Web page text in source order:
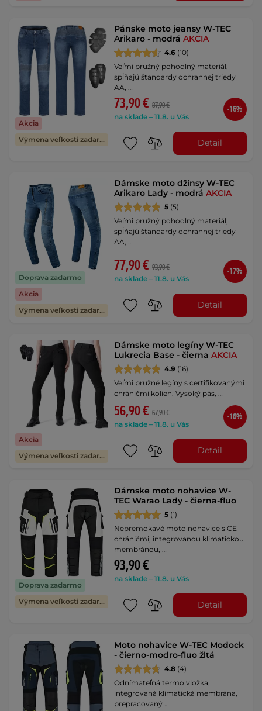
Akcia
Výmena veľkosti zadarmo
Pánske moto jeansy W-TEC
Arikaro - modráAKCIA
4.6 (10)
Veľmi pružný pohodlný materiál,
spĺňajú štandardy ochrannej triedy
AA, …
73,90 € 87,90 €
na sklade – 11.8. u Vás
-16%
Detail
Doprava zadarmo
Akcia
Výmena veľkosti zadarmo
Dámske moto džínsy W-TEC
Arikaro Lady - modráAKCIA
5 (5)
Veľmi pružný pohodlný materiál,
spĺňajú štandardy ochrannej triedy
AA, …
77,90 € 93,90 €
na sklade – 11.8. u Vás
-17%
Detail
Akcia
Výmena veľkosti zadarmo
Dámske moto legíny W-TEC
Lukrecia Base - čiernaAKCIA
4.9 (16)
Veľmi pružné legíny s certifikovanými
chráničmi kolien. Vysoký pás, …
56,90 € 67,90 €
na sklade – 11.8. u Vás
-16%
Detail
Doprava zadarmo
Výmena veľkosti zadarmo
Dámske moto nohavice W-
TEC Warao Lady - čierna-fluo
5 (1)
Nepremokavé moto nohavice s CE
chráničmi, integrovanou klimatickou
membránou, …
93,90 €
na sklade – 11.8. u Vás
Detail
Moto nohavice W-TEC Modock
- čierno-modro-fluo žltá
4.8 (4)
Odnímateľná termo vložka,
integrovaná klimatická membrána,
prepracovaný …